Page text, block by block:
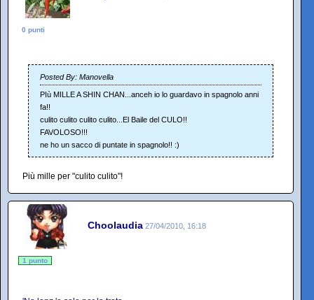
0 punti
Posted By: Manovella
PIù MILLE A SHIN CHAN...anceh io lo guardavo in spagnolo anni
fa!!
culito culito culito culito...El Baile del CULO!!
FAVOLOSO!!!
ne ho un sacco di puntate in spagnolo!! :)
Più mille per "culito culito"!
Choolaudia 27/04/2010, 16:18
1 punto